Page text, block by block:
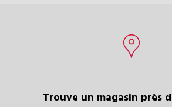
Trouve un magasin près